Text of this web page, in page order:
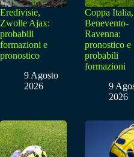
Eredivisie,
Zwolle Ajax:
probabili
formazioni e
pronostico
9 Agosto
2026
Coppa Italia,
Benevento-
Ravenna:
pronostico e
probabili
formazioni
9
2026